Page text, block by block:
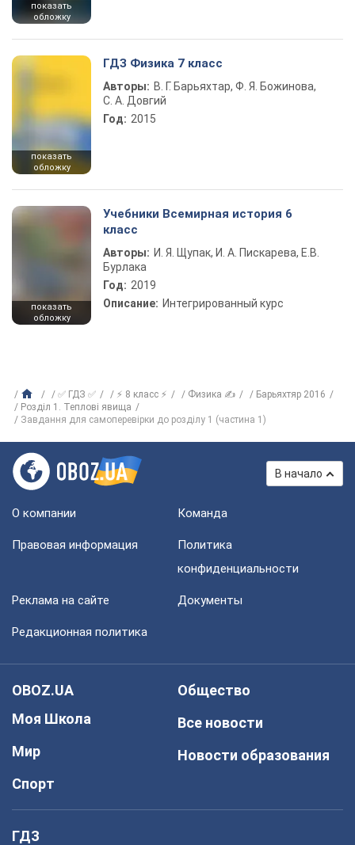
показать
обложку
показать
обложку
ГДЗ Физика 7 класс
Авторы: В. Г. Барьяхтар, Ф. Я. Божинова,
С. А. Довгий
Год: 2015
показать
обложку
Учебники Всемирная история 6
класс
Авторы: И. Я. Щупак, И. А. Пискарева, Е.В.
Бурлака
Год: 2019
Описание: Интегрированный курс
✅ ГДЗ ✅ ⚡ 8 класс ⚡ Физика ✍
Барьяхтяр 2016
Розділ 1. Теплові явища
Завдання для самоперевірки до розділу 1 (частина 1)
В начало
О компании Команда
Правовая информация
Политика
конфиденциальности
Реклама на сайте Документы
Редакционная политика
OBOZ.UA
Моя Школа
Мир
Спорт
Общество
Все новости
Новости образования
ГДЗ